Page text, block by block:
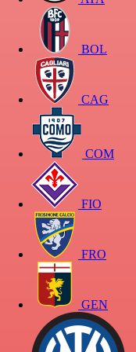
BOL
CAG
COM
FIO
FRO
GEN